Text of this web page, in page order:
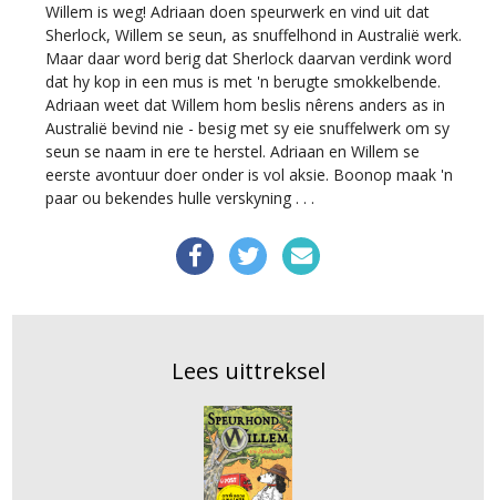
Willem is weg! Adriaan doen speurwerk en vind uit dat
Sherlock, Willem se seun, as snuffelhond in Australië werk.
Maar daar word berig dat Sherlock daarvan verdink word
dat hy kop in een mus is met 'n berugte smokkelbende.
Adriaan weet dat Willem hom beslis nêrens anders as in
Australië bevind nie - besig met sy eie snuffelwerk om sy
seun se naam in ere te herstel. Adriaan en Willem se
eerste avontuur doer onder is vol aksie. Boonop maak 'n
paar ou bekendes hulle verskyning . . .
Lees uittreksel